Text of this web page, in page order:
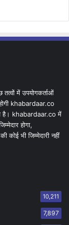
में उपयोगकर्ताओं
होगी khabardaar.co
है। khabardaar.co में
होगा,
भी जिम्मेदारी नहीं
10,211
7,897